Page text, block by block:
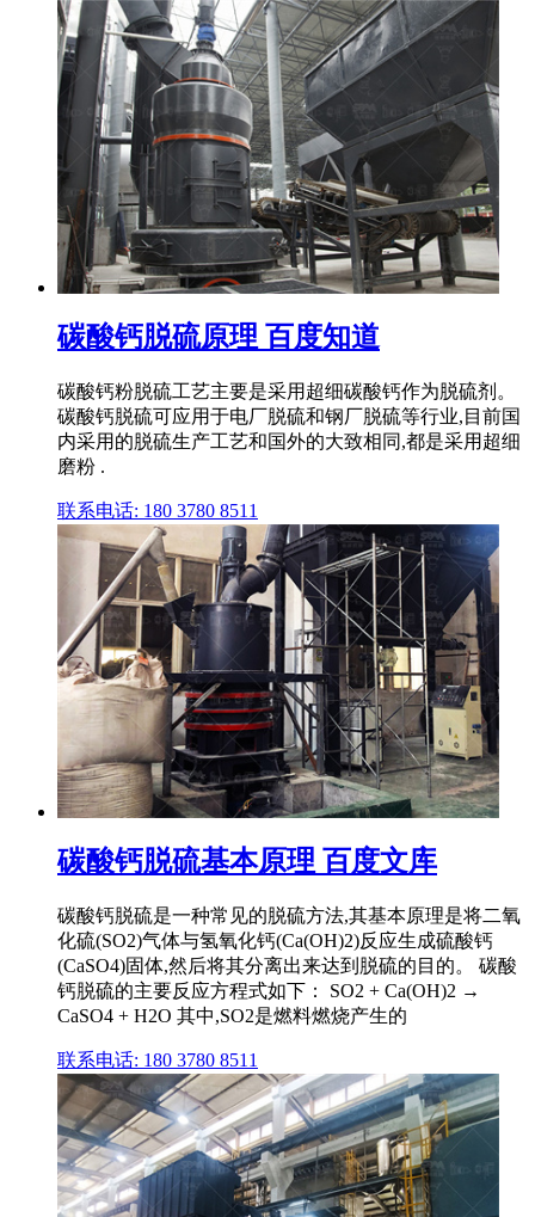
碳酸钙脱硫原理 百度知道
碳酸钙粉脱硫工艺主要是采用超细碳酸钙作为脱硫剂。
碳酸钙脱硫可应用于电厂脱硫和钢厂脱硫等行业,目前国
内采用的脱硫生产工艺和国外的大致相同,都是采用超细
磨粉 .
联系电话: 180 3780 8511
碳酸钙脱硫基本原理 百度文库
碳酸钙脱硫是一种常见的脱硫方法,其基本原理是将二氧
化硫(SO2)气体与氢氧化钙(Ca(OH)2)反应生成硫酸钙
(CaSO4)固体,然后将其分离出来达到脱硫的目的。 碳酸
钙脱硫的主要反应方程式如下： SO2 + Ca(OH)2 →
CaSO4 + H2O 其中,SO2是燃料燃烧产生的
联系电话: 180 3780 8511